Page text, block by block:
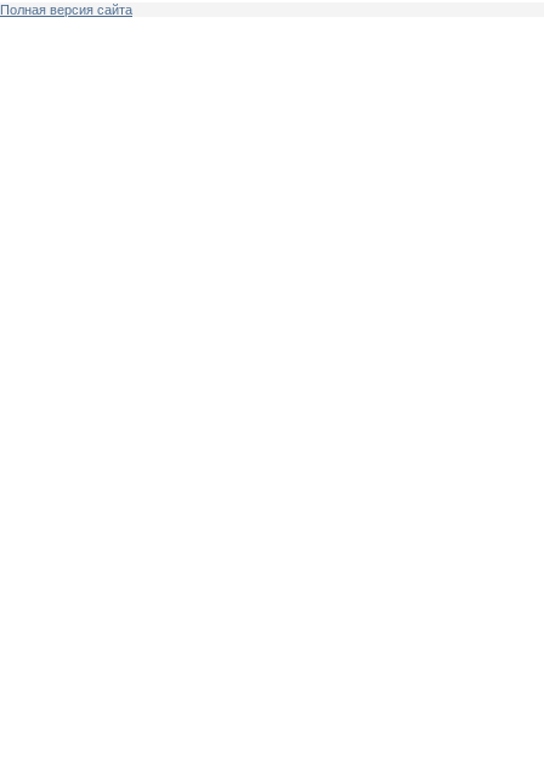
Полная версия сайта